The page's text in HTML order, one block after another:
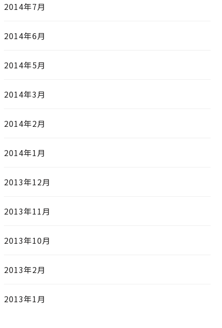
2014年7月
2014年6月
2014年5月
2014年3月
2014年2月
2014年1月
2013年12月
2013年11月
2013年10月
2013年2月
2013年1月